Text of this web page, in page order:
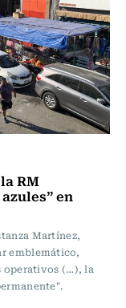
RM
en
Martínez,
emblemático,
operativos (…), la